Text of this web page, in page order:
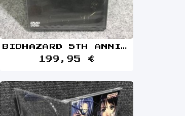
BIOHAZARD 5TH ANNIVERSARY WESKERS REPORT JAP NUEVO PRECINTADO
199,95 €